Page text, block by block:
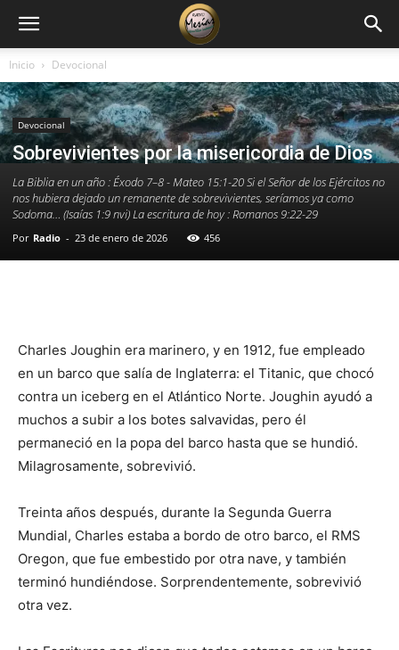
Inicio Devocional
Devocional
Sobrevivientes por la misericordia de Dios
La Biblia en un año : Éxodo 7–8 - Mateo 15:1-20 Si el Señor de los Ejércitos no
nos hubiera dejado un remanente de sobrevivientes, seríamos ya como
Sodoma… (Isaías 1:9 nvi) La escritura de hoy : Romanos 9:22-29
Por Radio - 23 de enero de 2026 456
Charles Joughin era marinero, y en 1912, fue empleado
en un barco que salía de Inglaterra: el Titanic, que chocó
contra un iceberg en el Atlántico Norte. Joughin ayudó a
muchos a subir a los botes salvavidas, pero él
permaneció en la popa del barco hasta que se hundió.
Milagrosamente, sobrevivió.
Treinta años después, durante la Segunda Guerra
Mundial, Charles estaba a bordo de otro barco, el RMS
Oregon, que fue embestido por otra nave, y también
terminó hundiéndose. Sorprendentemente, sobrevivió
otra vez.